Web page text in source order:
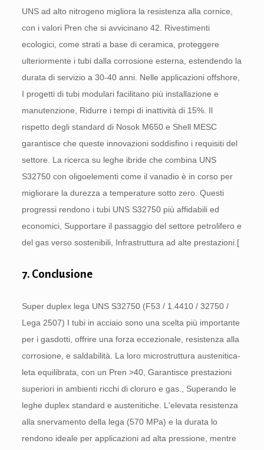
UNS ad alto nitrogeno migliora la resistenza alla cornice,
con i valori Pren che si avvicinano 42. Rivestimenti
ecologici, come strati a base di ceramica, proteggere
ulteriormente i tubi dalla corrosione esterna, estendendo la
durata di servizio a 30-40 anni. Nelle applicazioni offshore,
I progetti di tubi modulari facilitano più installazione e
manutenzione, Ridurre i tempi di inattività di 15%. Il
rispetto degli standard di Nosok M650 e Shell MESC
garantisce che queste innovazioni soddisfino i requisiti del
settore. La ricerca su leghe ibride che combina UNS
S32750 con oligoelementi come il vanadio è in corso per
migliorare la durezza a temperature sotto zero. Questi
progressi rendono i tubi UNS S32750 più affidabili ed
economici, Supportare il passaggio del settore petrolifero e
del gas verso sostenibili, Infrastruttura ad alte prestazioni.[
7. Conclusione
Super duplex lega UNS S32750 (F53 / 1.4410 / 32750 /
Lega 2507) I tubi in acciaio sono una scelta più importante
per i gasdotti, offrire una forza eccezionale, resistenza alla
corrosione, e saldabilità. La loro microstruttura austenitica-
leta equilibrata, con un Pren >40, Garantisce prestazioni
superiori in ambienti ricchi di cloruro e gas., Superando le
leghe duplex standard e austenitiche. L'elevata resistenza
alla snervamento della lega (570 MPa) e la durata lo
rendono ideale per applicazioni ad alta pressione, mentre